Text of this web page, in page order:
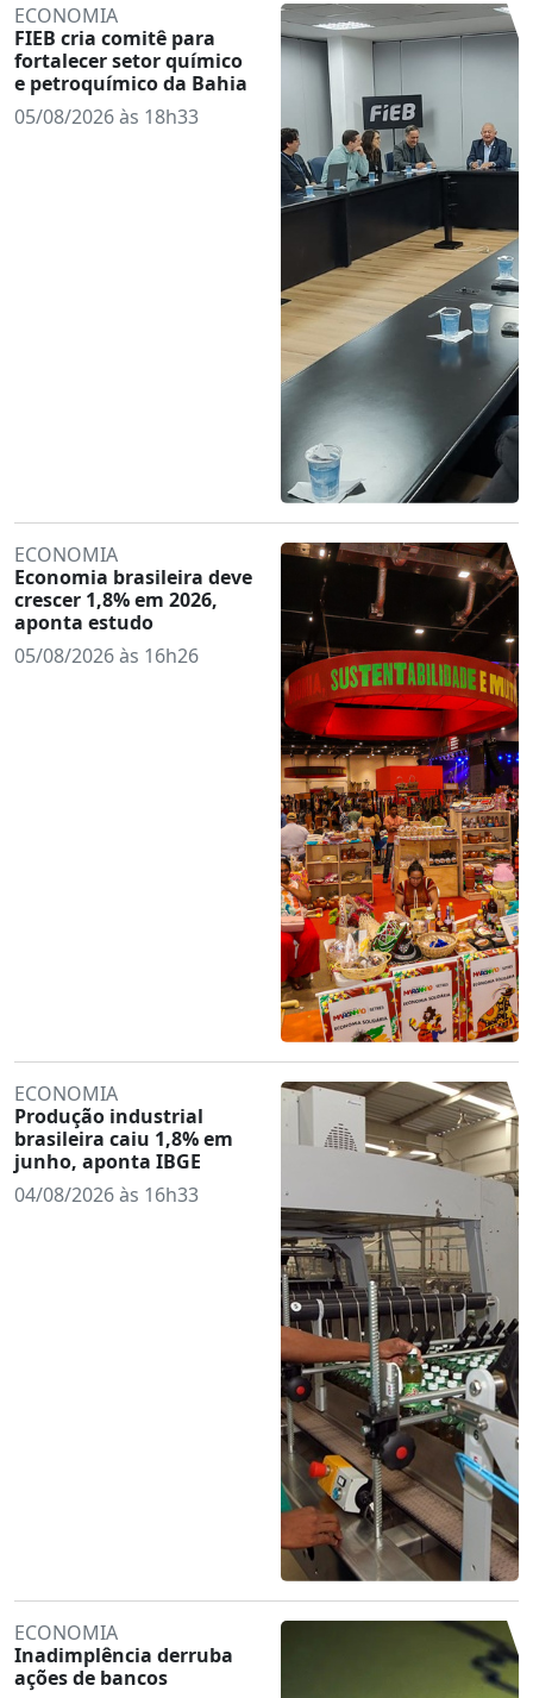
ECONOMIA
FIEB cria comitê para
fortalecer setor químico
e petroquímico da Bahia
05/08/2026 às 18h33
ECONOMIA
Economia brasileira deve
crescer 1,8% em 2026,
aponta estudo
05/08/2026 às 16h26
ECONOMIA
Produção industrial
brasileira caiu 1,8% em
junho, aponta IBGE
04/08/2026 às 16h33
ECONOMIA
Inadimplência derruba
ações de bancos